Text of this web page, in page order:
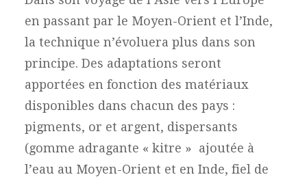
en passant par le Moyen-Orient et l’Inde,
la technique n’évoluera plus dans son
principe. Des adaptations seront
apportées en fonction des matériaux
disponibles dans chacun des pays :
pigments, or et argent, dispersants
(gomme adragante « kitre » ajoutée à
l’eau au Moyen-Orient et en Inde, fiel de